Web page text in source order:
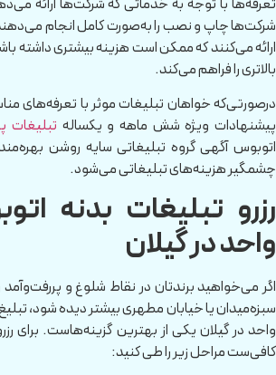
شرکت‌ها چاپ و نصب را به‌صورت کامل انجام
ارائه می‌کنند که ممکن است هزینه بیشتری داشته
بالاتری را فراهم می‌کند.
درصورتی‌که خواهان تبلیغات موثر با تعرفه‌های
پیشنهادات ویژه شش ماهه و یکساله تبلیغات
اتوبوس آگهی گروه تبلیغاتی سایه روشن
چشمگیر هزینه‌های تبلیغاتی می‌شود.
رزرو تبلیغات بدنه
واحد در گیلان
اگر می‌خواهید برندتان در نقاط شلوغ و
سبزه‌میدان یا خیابان مطهری بیشتر دیده شود،
واحد در گیلان یکی از بهترین گزینه‌هاست. برای
کافی‌ست مراحل زیر را طی کنید: